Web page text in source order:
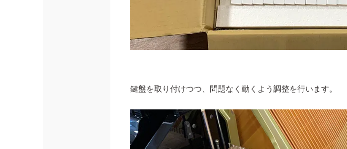
鍵盤を取り付けつつ、問題なく動くよう調整を行います。